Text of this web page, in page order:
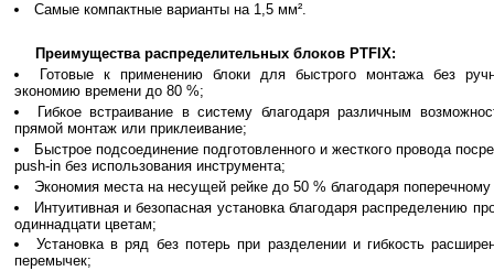
Самые компактные варианты на 1,5 мм².
Преимущества распределительных блоков PTFIX:
Готовые к применению блоки для быстрого монтажа без
экономию времени до 80 %;
Гибкое встраивание в систему благодаря различным
прямой монтаж или приклеивание;
Быстрое подсоединение подготовленного и жесткого провода
push-in без использования инструмента;
Экономия места на несущей рейке до 50 % благодаря
Интуитивная и безопасная установка благодаря распределению
одиннадцати цветам;
Установка в ряд без потерь при разделении и гибкость
перемычек;